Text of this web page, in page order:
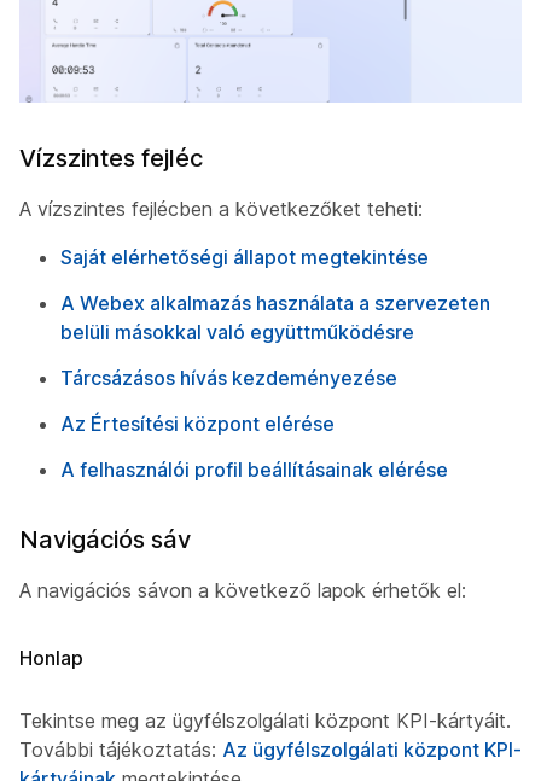
Vízszintes fejléc
A vízszintes fejlécben a következőket teheti:
Saját elérhetőségi állapot megtekintése
A Webex alkalmazás használata a szervezeten
belüli másokkal való együttműködésre
Tárcsázásos hívás kezdeményezése
Az Értesítési központ elérése
A felhasználói profil beállításainak elérése
Navigációs sáv
A navigációs sávon a következő lapok érhetők el:
Honlap
Tekintse meg az ügyfélszolgálati központ KPI-kártyáit.
További tájékoztatás: Az ügyfélszolgálati központ KPI-